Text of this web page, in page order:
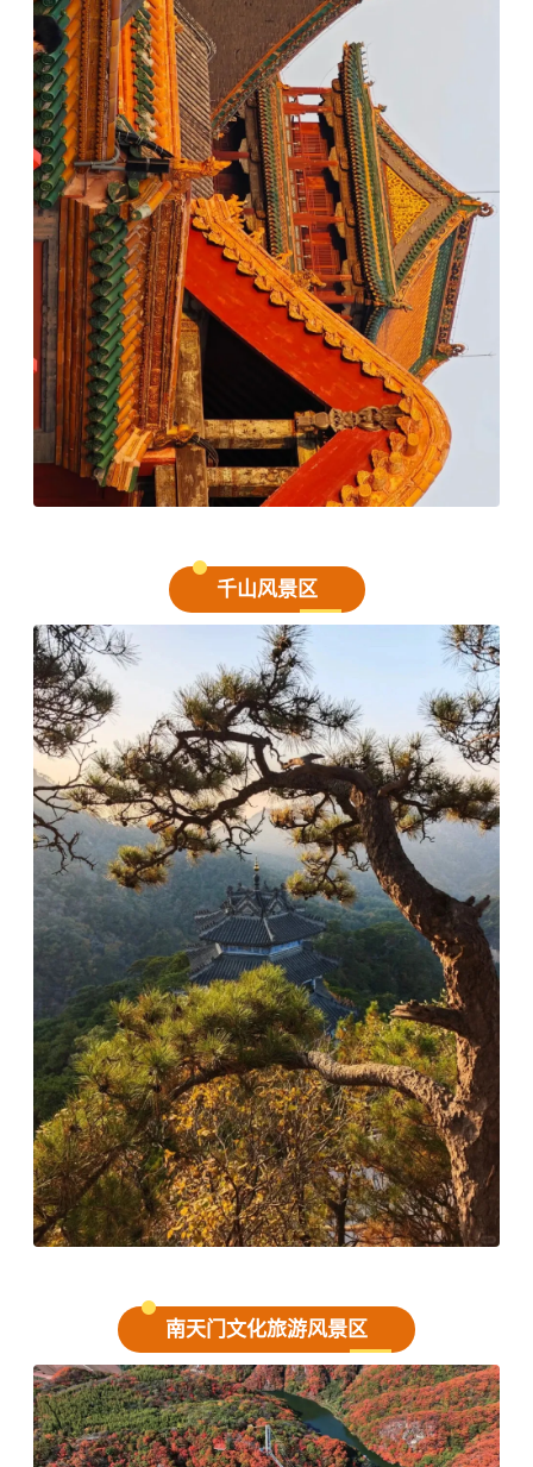
千山风景区
南天门文化旅游风景区